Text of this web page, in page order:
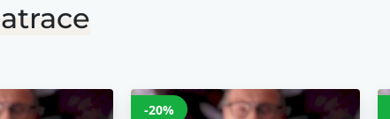
-20%